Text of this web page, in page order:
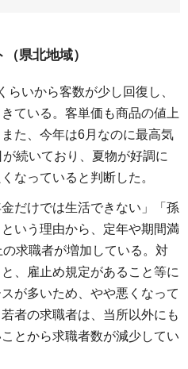
県北地域）
らいから客数が少し回復し、
ている。客単価も商品の値上
た、今年は6月なのに最高気
続いており、夏物が好調に
なっていると判断した。
金だけでは生活できない」「孫
いう理由から、定年や期間満
求職者が増加している。対
、雇止め規定があること等に
が多いため、やや悪くなって
者の求職者は、当所以外にも
とから求職者数が減少してい